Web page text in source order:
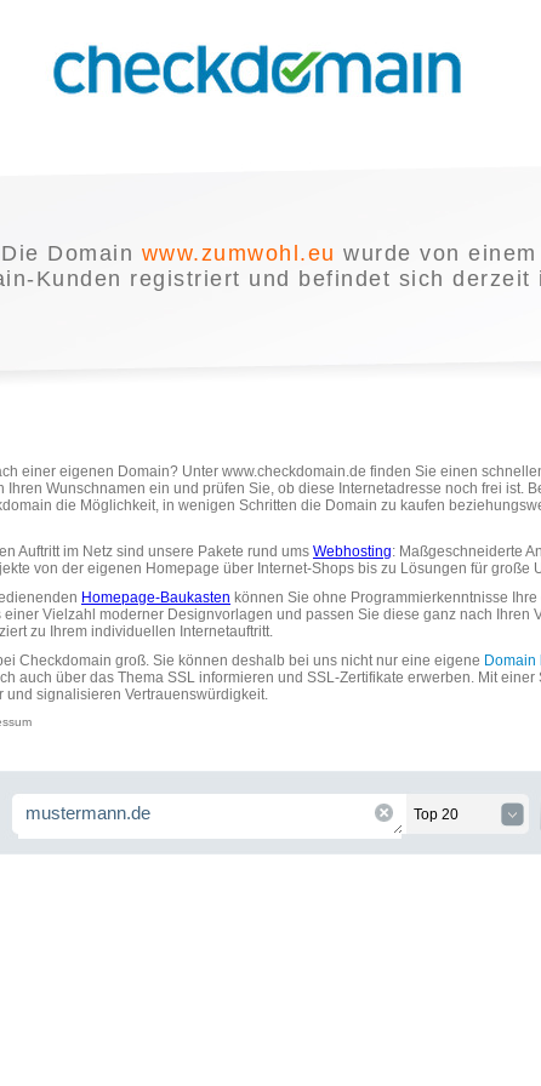
Die Domain www.zumwohl.eu wurde von einem
Kunden registriert und befindet sich derzeit
einer eigenen Domain? Unter www.checkdomain.de finden Sie einen
Ihren Wunschnamen ein und prüfen Sie, ob diese Internetadresse noch frei ist.
die Möglichkeit, in wenigen Schritten die Domain zu kaufen
Auftritt im Netz sind unsere Pakete rund ums Webhosting: Maßgeschneiderte
von der eigenen Homepage über Internet-Shops bis zu Lösungen für große
Homepage-Baukasten können Sie ohne Programmierkenntnisse
Vielzahl moderner Designvorlagen und passen Sie diese ganz nach Ihren
zu Ihrem individuellen Internetauftritt.
Checkdomain groß. Sie können deshalb bei uns nicht nur eine eigene Domain
auch über das Thema SSL informieren und SSL-Zertifikate erwerben. Mit
und signalisieren Vertrauenswürdigkeit.
Top 20